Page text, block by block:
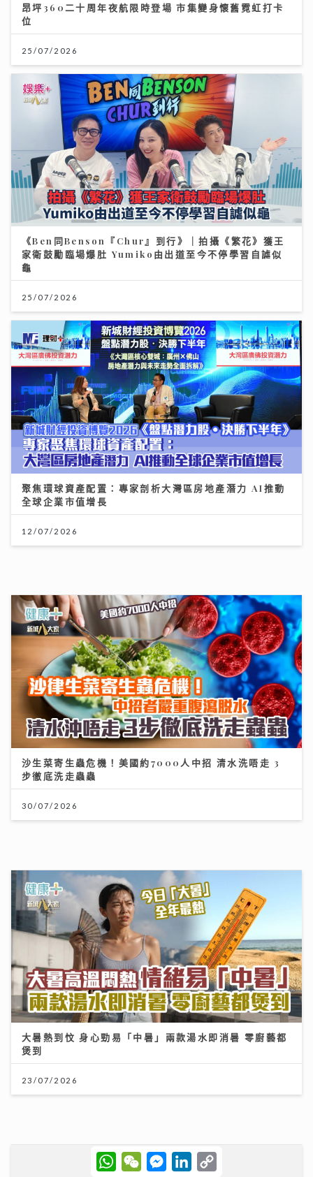
昂坪360二十周年夜航限時登場 市集變身懷舊霓虹打卡
位
25/07/2026
《Ben同Benson『Chur』到行》｜拍攝《繁花》獲王
家衛鼓勵臨場爆肚 Yumiko由出道至今不停學習自謔似
龜
25/07/2026
聚焦環球資產配置：專家剖析大灣區房地產潛力 AI推動
全球企業市值增長
12/07/2026
沙生菜寄生蟲危機！美國約7000人中招 清水洗唔走 3
步徹底洗走蟲蟲
30/07/2026
大暑熱到忟 身心勁易「中暑」兩款湯水即消暑 零廚藝都
煲到
23/07/2026
W
h
W
e
M
e
L